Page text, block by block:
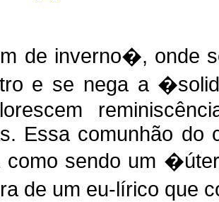
de inverno�, onde
e se nega a
Essa comunhão do
como sendo um
de um eu-lírico que